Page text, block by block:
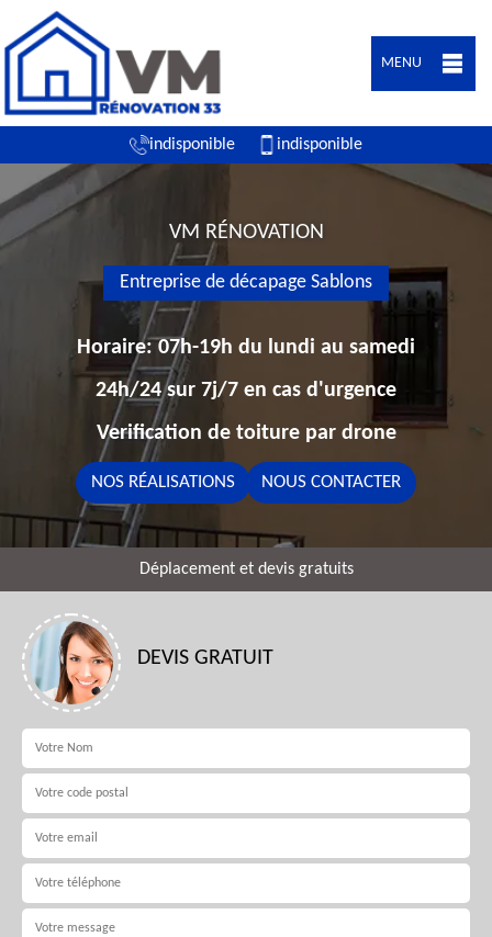
MENU
indisponible indisponible
VM RÉNOVATION
Entreprise de décapage Sablons
Horaire: 07h-19h du lundi au samedi
24h/24 sur 7j/7 en cas d'urgence
Verification de toiture par drone
NOS RÉALISATIONS NOUS CONTACTER
Déplacement et devis gratuits
DEVIS GRATUIT